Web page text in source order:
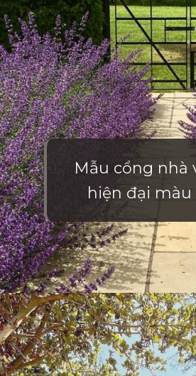
Mẫu cổng nhà
hiện đại
Đang mởhttps://